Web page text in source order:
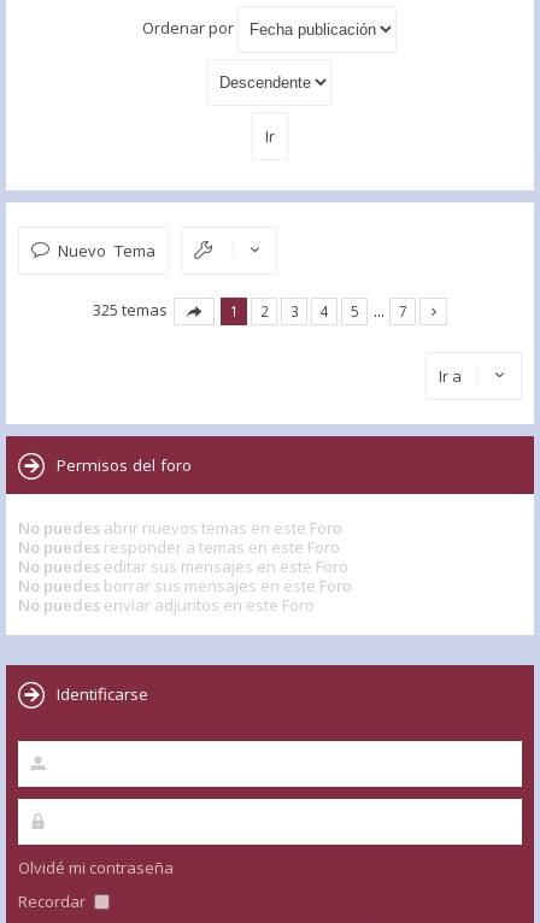
Ordenar por
Nuevo Tema
325 temas 1 2 3 4 5 … 7
Ir a
Permisos del foro
No puedes abrir nuevos temas en este Foro
No puedes responder a temas en este Foro
No puedes editar sus mensajes en este Foro
No puedes borrar sus mensajes en este Foro
No puedes enviar adjuntos en este Foro
Identificarse
Olvidé mi contraseña
Recordar